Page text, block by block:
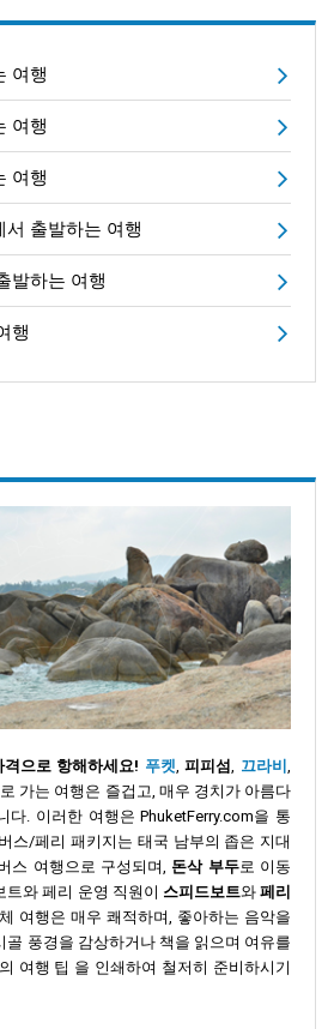
여행
여행
여행
출발하는 여행
발하는 여행
행
으로 항해하세요! 푸켓,피피섬, 끄라비 ,
로 가는 여행은 즐겁고, 매우 경치가 아름다
다. 이러한 여행은 PhuketFerry.com을 통
스/페리 패키지는 태국 남부의 좁은 지대
스 여행으로 구성되며, 돈삭 부두로 이동
트와 페리 운영 직원이 스피드보트와페리
여행은 매우 쾌적하며, 좋아하는 음악을
골 풍경을 감상하거나 책을 읽으며 여유를
여행 팁 을 인쇄하여 철저히 준비하시기